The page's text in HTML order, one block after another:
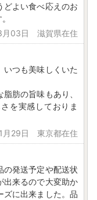
どよい食べ応えのお
月03日 滋賀県在住
いつも美味しくいた
肪の旨味もあり、
を実感しておりま
月29日 東京都在住
の発送予定や配送状
出来るので大変助か
ズに出来ました。品